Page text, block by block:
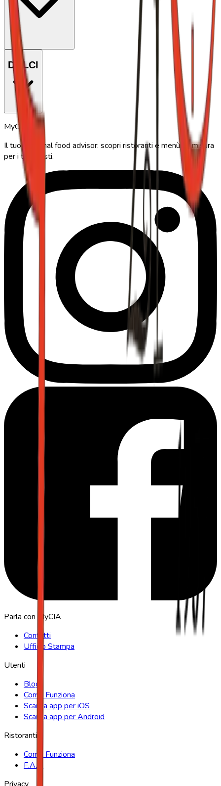
DOLCI
MyCIA
Il tuo personal food advisor: scopri ristoranti e menù su misura
per i tuoi gusti.
Parla con MyCIA
Contatti
Ufficio Stampa
Utenti
Blog
Come Funziona
Scarica app per iOS
Scarica app per Android
Ristoranti
Come Funziona
F.A.Q.